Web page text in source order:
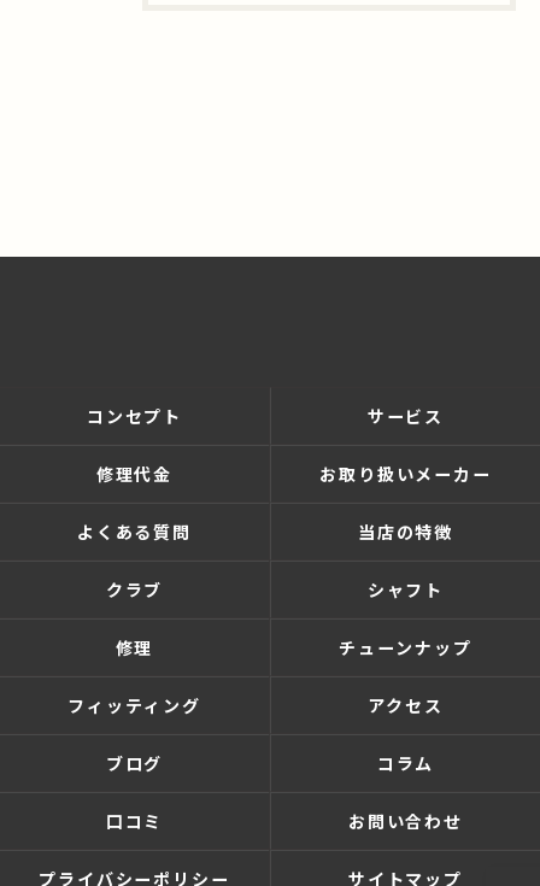
コンセプト サービス
修理代金 お取り扱いメーカー
よくある質問 当店の特徴
クラブ シャフト
修理 チューンナップ
フィッティング アクセス
ブログ コラム
口コミ お問い合わせ
プライバシーポリシー サイトマップ